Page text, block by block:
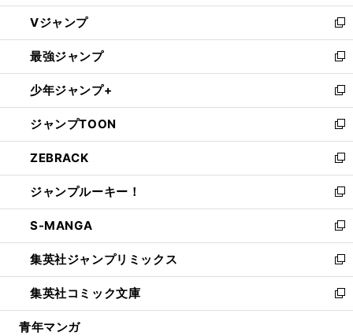
ウ
ィ
ン
ド
ウ
で
開
く
し
い
ウ
ィ
ン
ド
ウ
で
開
く
Vジャンプ
新
し
い
ウ
ィ
ン
ド
ウ
で
開
く
最強ジャンプ
新
し
い
ウ
ィ
ン
ド
ウ
で
開
く
少年ジャンプ+
新
し
い
ウ
ィ
ン
ド
ウ
で
開
く
ジャンプTOON
新
し
い
ウ
ィ
ン
ド
ウ
で
開
く
ZEBRACK
新
し
い
ウ
ィ
ン
ド
ウ
で
開
ジャンプルーキー！
新
し
い
ウ
ィ
ン
ド
ウ
S-MANGA
新
し
い
ウ
ィ
ン
集英社ジャンプリミックス
新
し
い
ウ
集英社コミック文庫
新
し
青年マンガ